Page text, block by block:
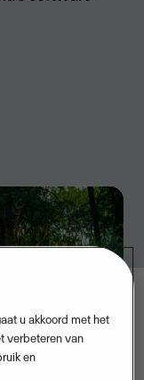
u akkoord met het
verbeteren van
en